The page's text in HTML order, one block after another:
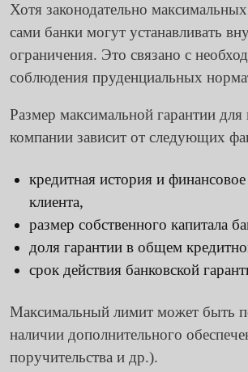
Хотя законодательно
сами банки могут устанавливать
ограничения. Это связано с
соблюдения пруденциальных
Размер максимальной гарантии для
компании зависит от следующих
кредитная история и
клиента,
размер собственного капитала
доля гарантии в общем
срок действия банковской
Максимальный лимит может быть
наличии дополнительного
поручительства и др.).